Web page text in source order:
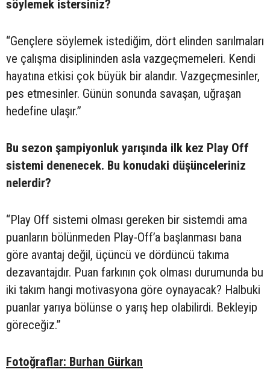
söylemek istersiniz?
“Gençlere söylemek istediğim, dört elinden sarılmaları
ve çalışma disiplininden asla vazgeçmemeleri. Kendi
hayatına etkisi çok büyük bir alandır. Vazgeçmesinler,
pes etmesinler. Günün sonunda savaşan, uğraşan
hedefine ulaşır.”
Bu sezon şampiyonluk yarışında ilk kez Play Off
sistemi denenecek. Bu konudaki düşünceleriniz
nelerdir?
“Play Off sistemi olması gereken bir sistemdi ama
puanların bölünmeden Play-Off’a başlanması bana
göre avantaj değil, üçüncü ve dördüncü takıma
dezavantajdır. Puan farkının çok olması durumunda bu
iki takım hangi motivasyona göre oynayacak? Halbuki
puanlar yarıya bölünse o yarış hep olabilirdi. Bekleyip
göreceğiz.”
Fotoğraflar: Burhan Gürkan